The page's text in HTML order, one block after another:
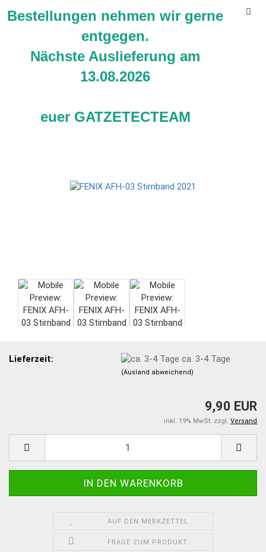
Bestellungen nehmen wir gerne
entgegen.
Nächste Auslieferung am
13.08.2026
euer GATZETECTEAM
FENIX Ersatzstirnband AFH-03
Lieferzeit: ca. 3-4 Tage
(Ausland abweichend)
9,90 EUR
inkl. 19% MwSt. zzgl. Versand
AUF DEN MERKZETTEL
FRAGE ZUM PRODUKT